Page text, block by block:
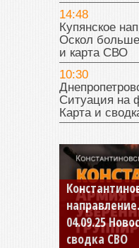
14:48
Купянское
Оскол
и карта СВО
10:30
Ситуация на
Карта и
04.09.25
сводка СВО